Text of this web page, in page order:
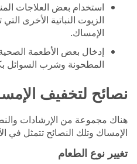
استخدام بعض العلاجات
الزيوت النباتية الأخرى
الإمساك.
إدخال بعض الأطعمة
المطحونة وشرب السوائل
نصائح لتخفيف
هناك مجموعة من الإرشادات
الإمساك وتلك النصائح تتمثل في
تغيير نوع الطعام